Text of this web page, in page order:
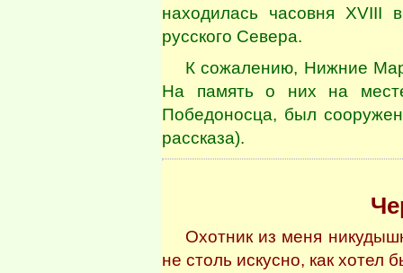
находилась часовня XVIII
русского Севера.
К сожалению, Нижние
На память о них на
Победоносца, был
рассказа).
Охотник из меня
не столь искусно, как